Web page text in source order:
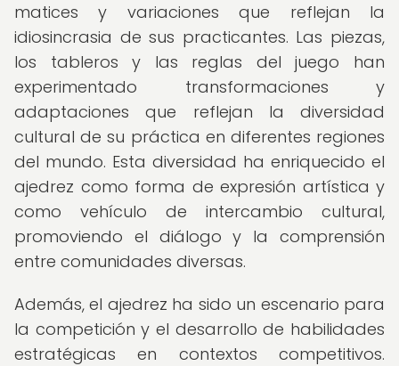
matices y variaciones que reflejan la
idiosincrasia de sus practicantes. Las piezas,
los tableros y las reglas del juego han
experimentado transformaciones y
adaptaciones que reflejan la diversidad
cultural de su práctica en diferentes regiones
del mundo. Esta diversidad ha enriquecido el
ajedrez como forma de expresión artística y
como vehículo de intercambio cultural,
promoviendo el diálogo y la comprensión
entre comunidades diversas.
Además, el ajedrez ha sido un escenario para
la competición y el desarrollo de habilidades
estratégicas en contextos competitivos.